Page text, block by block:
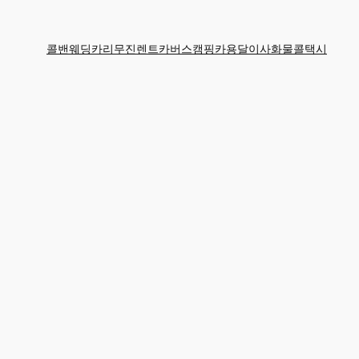
콜밴웨딩카리무진렌트카버스캠핑카용달이사화물콜택시